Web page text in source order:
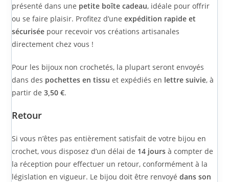
présenté dans une petite boîte cadeau, idéale pour offrir
ou se faire plaisir. Profitez d’uneexpédition rapide et
sécurisée pour recevoir vos créations artisanales
directement chez vous !
Pour les bijoux non crochetés, la plupart seront envoyés
dans des pochettes en tissu et expédiés en lettre suivie, à
partir de3,50 €.
Retour
Si vous n’êtes pas entièrement satisfait de votre bijou en
crochet, vous disposez d’un délai de 14 jours à compter de
la réception pour effectuer un retour, conformément à la
législation en vigueur. Le bijou doit être renvoyédans son